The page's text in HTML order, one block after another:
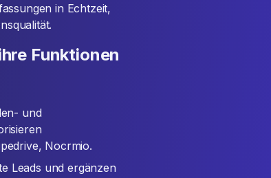
in Echtzeit,
Funktionen
und
Nocrmio.
Leads und ergänzen